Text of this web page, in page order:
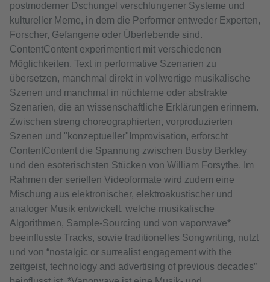
postmoderner Dschungel verschlungener Systeme und
kultureller Meme, in dem die Performer entweder Experten,
Forscher, Gefangene oder Überlebende sind.
ContentContent experimentiert mit verschiedenen
Möglichkeiten, Text in performative Szenarien zu
übersetzen, manchmal direkt in vollwertige musikalische
Szenen und manchmal in nüchterne oder abstrakte
Szenarien, die an wissenschaftliche Erklärungen erinnern.
Zwischen streng choreographierten, vorproduzierten
Szenen und "konzeptueller"Improvisation, erforscht
ContentContent die Spannung zwischen Busby Berkley
und den esoterischsten Stücken von William Forsythe. Im
Rahmen der seriellen Videoformate wird zudem eine
Mischung aus elektronischer, elektroakustischer und
analoger Musik entwickelt, welche musikalische
Algorithmen, Sample-Sourcing und von vaporwave*
beeinflusste Tracks, sowie traditionelles Songwriting, nutzt
und von “nostalgic or surrealist engagement with the
zeitgeist, technology and advertising of previous decades”